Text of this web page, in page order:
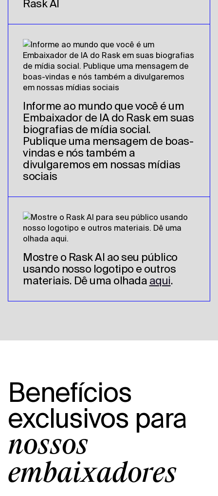
Rask AI
Informe ao mundo que você é um
Embaixador de IA do Rask em suas
biografias de mídia social.
Publique uma mensagem de boas-
vindas e nós também a
divulgaremos em nossas mídias
sociais
Mostre o Rask AI ao seu público
usando nosso logotipo e outros
materiais. Dê uma olhada aqui.
Benefícios
exclusivos para
nossos
embaixadores